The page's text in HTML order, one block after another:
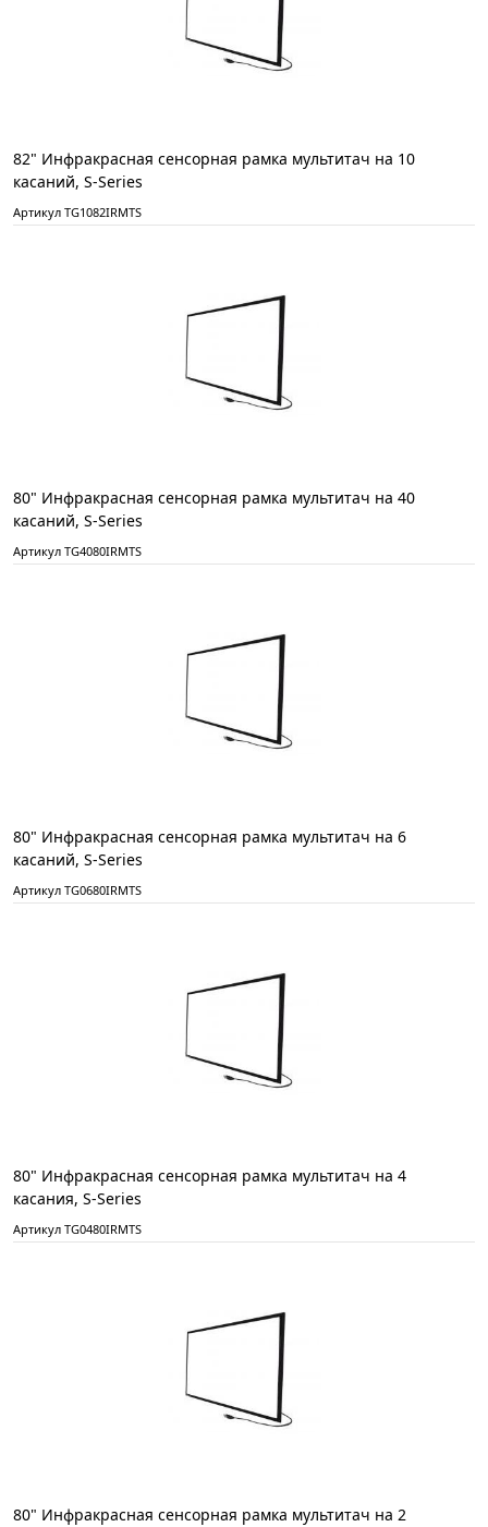
82" Инфракрасная сенсорная рамка мультитач на 10
касаний, S-Series
Артикул TG1082IRMTS
80" Инфракрасная сенсорная рамка мультитач на 40
касаний, S-Series
Артикул TG4080IRMTS
80" Инфракрасная сенсорная рамка мультитач на 6
касаний, S-Series
Артикул TG0680IRMTS
80" Инфракрасная сенсорная рамка мультитач на 4
касания, S-Series
Артикул TG0480IRMTS
80" Инфракрасная сенсорная рамка мультитач на 2